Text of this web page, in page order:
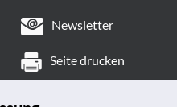
Newsletter
Seite drucken